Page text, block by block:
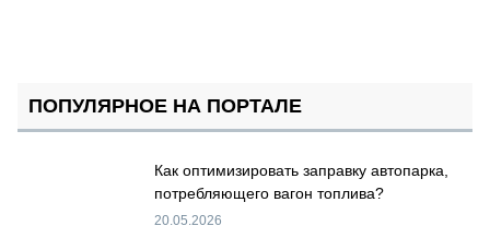
ПОПУЛЯРНОЕ НА ПОРТАЛЕ
Как оптимизировать заправку автопарка,
потребляющего вагон топлива?
20.05.2026